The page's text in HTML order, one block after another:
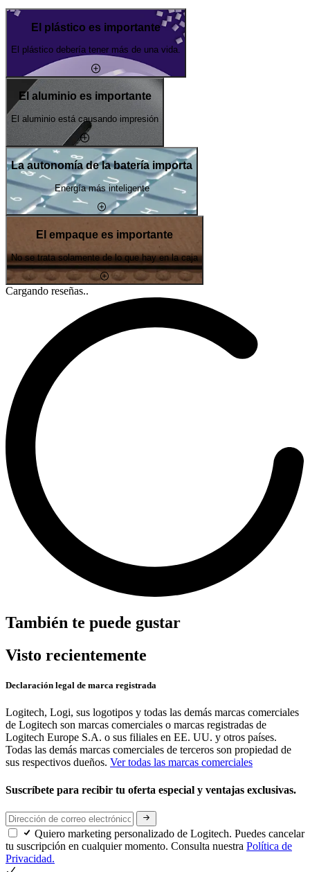
El plástico es importante
El plástico debería tener más de una vida.
El aluminio es importante
El aluminio está causando impresión
La autonomía de la batería importa
Energía más inteligente
El empaque es importante
No se trata solamente de lo que hay en la caja
Cargando reseñas..
También te puede gustar
Visto recientemente
Declaración legal de marca registrada
Logitech, Logi, sus logotipos y todas las demás marcas comerciales
de Logitech son marcas comerciales o marcas registradas de
Logitech Europe S.A. o sus filiales en EE. UU. y otros países.
Todas las demás marcas comerciales de terceros son propiedad de
sus respectivos dueños. Ver todas las marcas comerciales
Suscríbete para recibir tu oferta especial y ventajas exclusivas.
Quiero marketing personalizado de Logitech. Puedes cancelar
tu suscripción en cualquier momento. Consulta nuestra Política de
Privacidad.